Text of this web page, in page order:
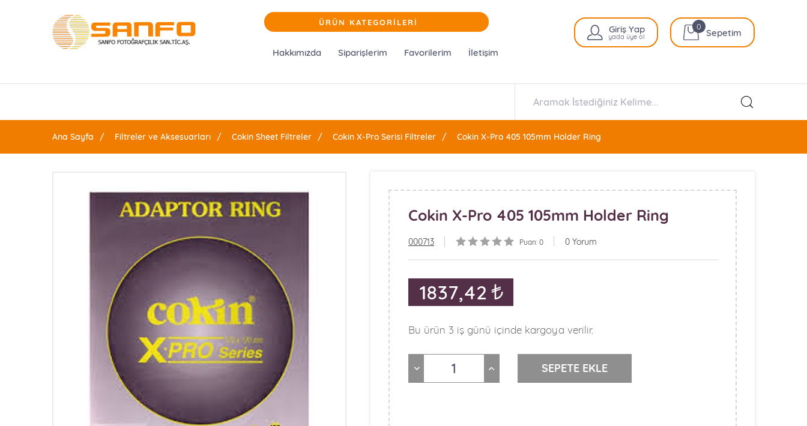
ÜRÜN KATEGORİLERİ
Hakkımızda Siparişlerim Favorilerim İletişim
Giriş Yap
yada üye ol Sepetim
0
Ana Sayfa Filtreler ve Aksesuarları Cokin Sheet Filtreler Cokin X-Pro Serisi Filtreler Cokin X-Pro 405 105mm Holder Ring
Cokin X-Pro 405 105mm Holder Ring
000713 Puan: 0 0 Yorum
1837,42
Bu ürün 3 iş günü içinde kargoya verilir.